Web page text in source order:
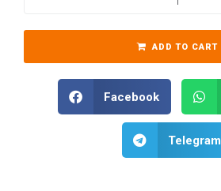
ADD TO CART
Facebook
Telegram